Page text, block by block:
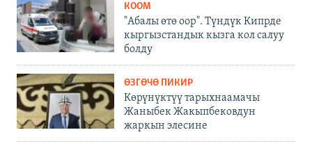
КООМ
"Абалы өтө оор". Түндүк Кипрде
кыргызстандык кызга кол салуу
болду
ӨЗГӨЧӨ ПИКИР
Көрүнүктүү тарыхнаамачы
Жаныбек Жакыпбековдун
жаркын элесине